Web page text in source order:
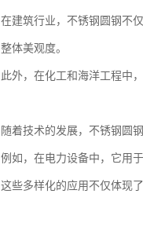
在建筑行业，不锈钢圆钢不
整体美观度。
此外，在化工和海洋工程中
随着技术的发展，不锈钢圆
例如，在电力设备中，它用
这些多样化的应用不仅体现